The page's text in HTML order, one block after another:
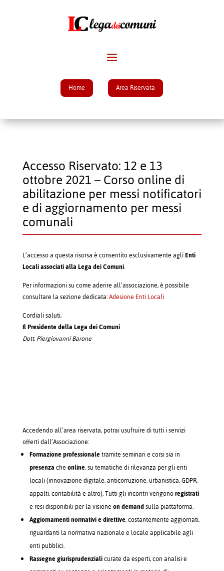
Home Area Riservata
Accesso Riservato: 12 e 13
ottobre 2021 – Corso online di
abilitazione per messi notificatori
e di aggiornamento per messi
comunali
L’accesso a questa risorsa è consentito esclusivamente agliEnti
Locali associati alla Lega dei Comuni.
Per informazioni su come aderire all’associazione, è possibile
consultare la sezione dedicata:Adesione Enti Locali
Cordiali saluti,
Il Presidente della Lega dei Comuni
Dott. Piergiovanni Barone
Accedendo all’area riservata, potrai usufruire di tutti i servizi
offerti dall’Associazione:
Formazione professionaletramite seminari e corsi sia in
presenzacheonline, su tematiche di rilevanza per gli enti
locali (innovazione digitale, anticorruzione, urbanistica, GDPR,
appalti, contabilità e altro). Tutti gli incontri vengonoregistrati
e resi disponibili per la visioneon demandsulla piattaforma.
Aggiornamenti normativi e direttive, costantemente aggiornati,
riguardanti la normativa nazionale e locale applicabile agli
enti pubblici.
Rassegne giurisprudenzialicurate da esperti, con analisi e